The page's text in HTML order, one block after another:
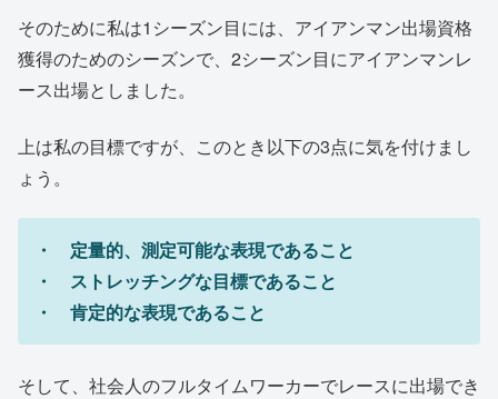
そのために私は1シーズン目には、アイアンマン出場資格
獲得のためのシーズンで、2シーズン目にアイアンマンレ
ース出場としました。
上は私の目標ですが、このとき以下の3点に気を付けまし
ょう。
・ 定量的、測定可能な表現であること
・ ストレッチングな目標であること
・ 肯定的な表現であること
そして、社会人のフルタイムワーカーでレースに出場でき